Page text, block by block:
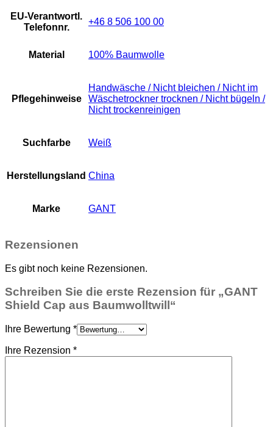
EU-Verantwortl.
Telefonnr.
+46 8 506 100 00
Material 100% Baumwolle
Pflegehinweise
Handwäsche / Nicht bleichen / Nicht im
Wäschetrockner trocknen / Nicht bügeln /
Nicht trockenreinigen
Suchfarbe Weiß
Herstellungsland China
Marke GANT
Rezensionen
Es gibt noch keine Rezensionen.
Schreiben Sie die erste Rezension für „GANT
Shield Cap aus Baumwolltwill“
Ihre Bewertung *
Ihre Rezension *